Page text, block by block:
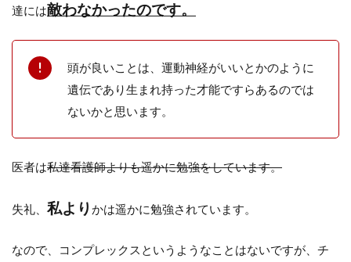
達には敵わなかったのです。
頭が良いことは、運動神経がいいとかのように
遺伝であり生まれ持った才能ですらあるのでは
ないかと思います。
医者は私達看護師よりも遥かに勉強をしています。
失礼、 私より かは遥かに勉強されています。
なので、コンプレックスというようなことはないですが、チ